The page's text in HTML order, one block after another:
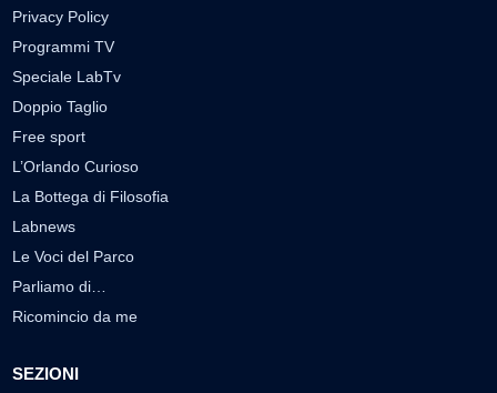
Privacy Policy
Programmi TV
Speciale LabTv
Doppio Taglio
Free sport
L’Orlando Curioso
La Bottega di Filosofia
Labnews
Le Voci del Parco
Parliamo di…
Ricomincio da me
SEZIONI